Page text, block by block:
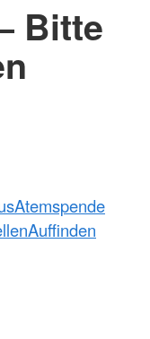
Bitte
Atemspende
Auffinden